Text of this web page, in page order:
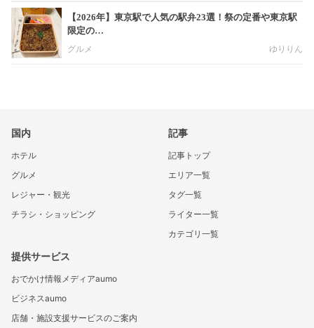
【2026年】東京駅で人気の駅弁23選！祭の定番や東京駅
限定の…
グルメ
ゆりりん
国内
ホテル
グルメ
レジャー・観光
チラシ・ショッピング
記事
記事トップ
エリア一覧
タグ一覧
ライター一覧
カテゴリ一覧
提供サービス
おでかけ情報メディアaumo
ビジネスaumo
店舗・施設支援サービスのご案内